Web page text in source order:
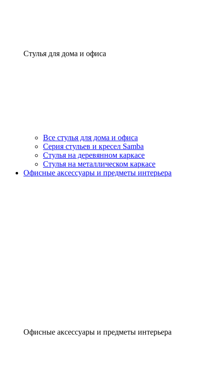
Стулья для дома и офиса
Все стулья для дома и офиса
Серия стульев и кресел Samba
Стулья на деревянном каркасе
Стулья на металлическом каркасе
Офисные аксессуары и предметы интерьера
Офисные аксессуары и предметы интерьера